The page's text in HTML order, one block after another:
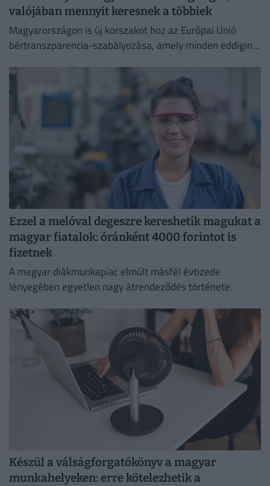
valójában mennyit keresnek a többiek
Magyarországon is új korszakot hoz az Európai Unió
bértranszparencia-szabályozása, amely minden eddiginél
Ezzel a melóval degeszre kereshetik magukat a
magyar fiatalok: óránként 4000 forintot is
fizetnek
A magyar diákmunkapiac elmúlt másfél évtizede
lényegében egyetlen nagy átrendeződés története.
Készül a válságforgatókönyv a magyar
munkahelyeken: erre kötelezhetik a